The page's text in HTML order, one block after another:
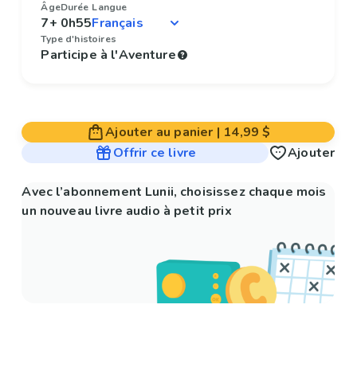
Âge
7+
Durée
0h55
Langue
Type d'histoires
Participe à l'Aventure
Ajouter au panier | 14,99 $
Offrir ce livre
Ajouter
Avec l’abonnement Lunii, choisissez chaque mois
un nouveau livre audio à petit prix